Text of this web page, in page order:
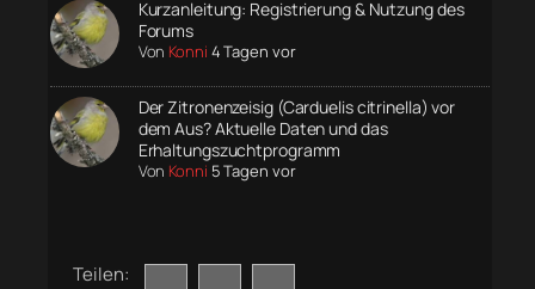
Kurzanleitung: Registrierung & Nutzung des
Forums
Von Konni 4 Tagen vor
Der Zitronenzeisig (Carduelis citrinella) vor
dem Aus? Aktuelle Daten und das
Erhaltungszuchtprogramm
Von Konni 5 Tagen vor
Teilen: